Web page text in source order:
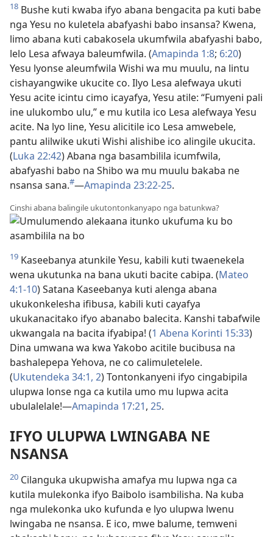
18 Bushe kuti kwaba ifyo abana bengacita pa kuti babe
nga Yesu no kuletela abafyashi babo insansa? Kwena,
limo abana kuti cabakosela ukumfwila abafyashi babo,
lelo Lesa afwaya baleumfwila. (Amapinda 1:8; 6:20)
Yesu lyonse aleumfwila Wishi wa mu muulu, na lintu
cishayangwike ukucite co. Ilyo Lesa alefwaya ukuti
Yesu acite icintu cimo icayafya, Yesu atile: “Fumyeni pali
ine ulukombo ulu,” e mu kutila ico Lesa alefwaya Yesu
acite. Na lyo line, Yesu alicitile ico Lesa amwebele,
pantu alilwike ukuti Wishi alishibe ico alingile ukucita.
(Luka 22:42) Abana nga basambilila icumfwila,
abafyashi babo na Shibo wa mu muulu bakaba ne
nsansa sana.#—Amapinda 23:22-25.
Cinshi abana balingile ukutontonkanyapo nga batunkwa?
19 Kaseebanya atunkile Yesu, kabili kuti twaenekela
wena ukutunka na bana ukuti bacite cabipa. (Mateo
4:1-10) Satana Kaseebanya kuti alenga abana
ukukonkelesha ifibusa, kabili kuti cayafya
ukukanacitako ifyo abanabo balecita. Kanshi tabafwile
ukwangala na bacita ifyabipa! (1 Abena Korinti 15:33)
Dina umwana wa kwa Yakobo acitile bucibusa na
bashalepepa Yehova, ne co calimuletelele.
(Ukutendeka 34:1, 2) Tontonkanyeni ifyo cingabipila
ulupwa lonse nga ca kutila umo mu lupwa acita
ubulalelale!—Amapinda 17:21, 25.
IFYO ULUPWA LWINGABA NE
NSANSA
20 Cilanguka ukupwisha amafya mu lupwa nga ca
kutila mulekonka ifyo Baibolo isambilisha. Na kuba
nga mulekonka uko kufunda e lyo ulupwa lwenu
lwingaba ne nsansa. E ico, mwe balume, temweni